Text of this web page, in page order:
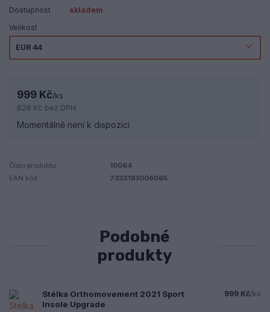
Dostupnost
skladem
Velikost
999 Kč/ks
826 Kč bez DPH
Momentálně není k dispozici
Číslo produktu:
10064
EAN kód:
7333193006065
Podobné
produkty
Stélka Orthomovement 2021 Sport
Insole Upgrade
999 Kč/ks